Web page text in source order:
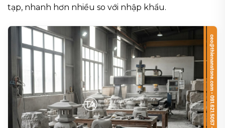
tạp, nhanh hơn nhiều so với nhập khẩu.